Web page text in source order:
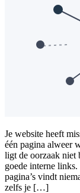
Je website heeft
één pagina alweer
ligt de oorzaak niet
goede interne
pagina’s vindt
zelfs je […]